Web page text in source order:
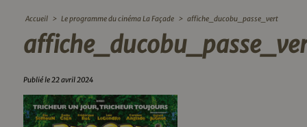
Accueil > Le programme du cinéma La Façade > affiche_ducobu_passe_vert
Publié le 22 avril 2024